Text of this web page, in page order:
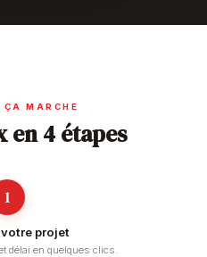
ÇA MARCHE
en 4 étapes
1
projet
délai en quelques clics.